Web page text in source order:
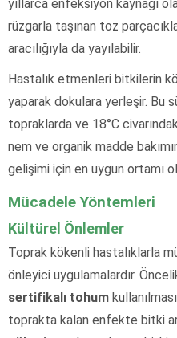
yıllarca enfeksiyon kaynağı
rüzgarla taşınan toz
aracılığıyla da yayılabilir.
Hastalık etmenleri bitkilerin
yaparak dokulara yerleşir. Bu
topraklarda ve 18°C
nem ve organik madde
gelişimi için en uygun ortamı
Mücadele Yöntemleri
Kültürel Önlemler
Toprak kökenli hastalıklarla
önleyici uygulamalardır.
sertifikalı tohum
toprakta kalan enfekte bitki